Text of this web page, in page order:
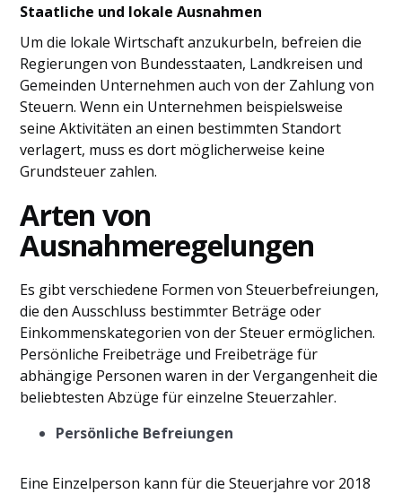
Staatliche und lokale Ausnahmen
Um die lokale Wirtschaft anzukurbeln, befreien die
Regierungen von Bundesstaaten, Landkreisen und
Gemeinden Unternehmen auch von der Zahlung von
Steuern. Wenn ein Unternehmen beispielsweise
seine Aktivitäten an einen bestimmten Standort
verlagert, muss es dort möglicherweise keine
Grundsteuer zahlen.
Arten von
Ausnahmeregelungen
Es gibt verschiedene Formen von Steuerbefreiungen,
die den Ausschluss bestimmter Beträge oder
Einkommenskategorien von der Steuer ermöglichen.
Persönliche Freibeträge und Freibeträge für
abhängige Personen waren in der Vergangenheit die
beliebtesten Abzüge für einzelne Steuerzahler.
Persönliche Befreiungen
Eine Einzelperson kann für die Steuerjahre vor 2018